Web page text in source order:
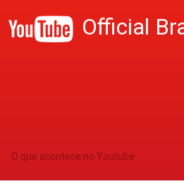
Official
O que acontece no Youtube